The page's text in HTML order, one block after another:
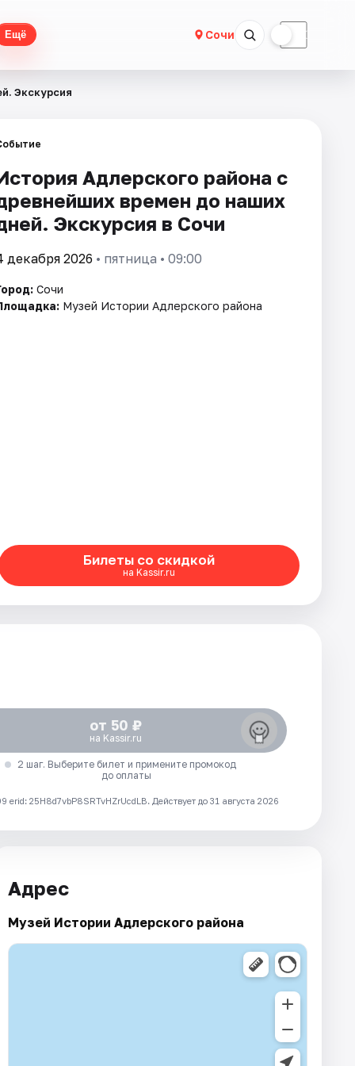
Ещё Сочи ☾
Экскурсия
Адлерского района с
времен до наших
Экскурсия в Сочи
декабря 2026 • пятница • 09:00
Сочи
Музей Истории Адлерского района
Билеты со скидкой
на Kassir.ru
от 50 ₽
на Kassir.ru
2 шаг. Выберите билет и примените промокод
до оплаты
25H8d7vbP8SRTvHZrUcdLB. Действует до 31 августа 2026
Адрес
Музей Истории Адлерского района